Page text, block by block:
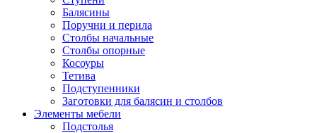
Балясины
Поручни и перила
Столбы начальные
Столбы опорные
Косоуры
Тетива
Подступенники
Заготовки для балясин и столбов
Элементы мебели
Подстолья